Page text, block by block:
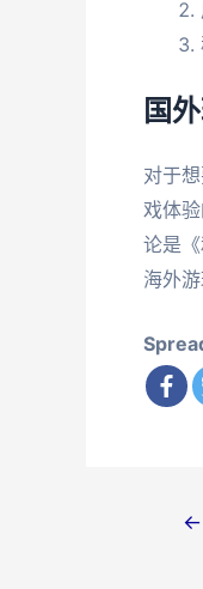
国
对于
戏体
论是
海外
←